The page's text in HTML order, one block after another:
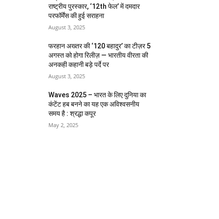
राष्ट्रीय पुरस्कार, ‘12th फेल’ में दमदार
परफॉर्मेंस की हुई सराहना
August 3, 2025
फरहान अख्तर की ‘120 बहादुर’ का टीज़र 5
अगस्त को होगा रिलीज़ — भारतीय वीरता की
अनकही कहानी बड़े पर्दे पर
August 3, 2025
Waves 2025 – भारत के लिए दुनिया का
कंटेंट हब बनने का यह एक अविश्वसनीय
समय है : श्रद्धा कपूर
May 2, 2025